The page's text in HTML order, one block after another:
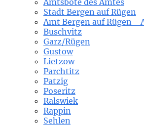
Amtsbote des Amtes
Stadt Bergen auf Rügen
Amt Bergen auf Rügen -
Buschvitz
Garz/Rügen
Gustow
Lietzow
Parchtitz
Patzig
Poseritz
Ralswiek
Rappin
Sehlen